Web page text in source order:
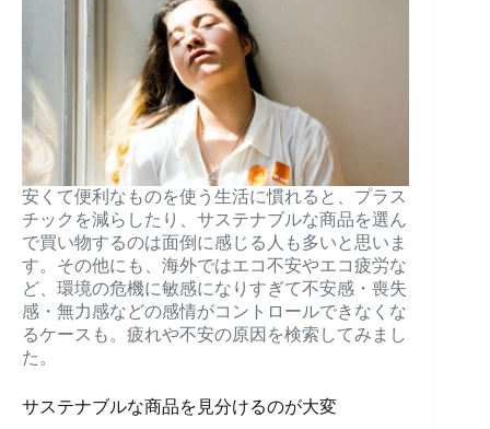
安くて便利なものを使う生活に慣れると、プラス
チックを減らしたり、サステナブルな商品を選ん
で買い物するのは面倒に感じる人も多いと思いま
す。その他にも、海外ではエコ不安やエコ疲労な
ど、環境の危機に敏感になりすぎて不安感・喪失
感・無力感などの感情がコントロールできなくな
るケースも。疲れや不安の原因を検索してみまし
た。
サステナブルな商品を見分けるのが大変